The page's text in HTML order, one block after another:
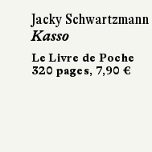
Jacky Schwartzmann
Kasso
Le Livre de Poche
320 pages, 7,90 €